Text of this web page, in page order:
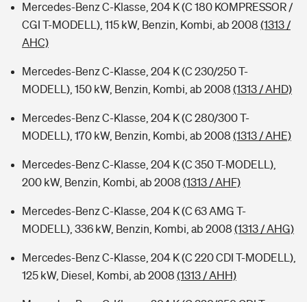
Mercedes-Benz C-Klasse, 204 K (C 180 KOMPRESSOR /
CGI T-MODELL), 115 kW, Benzin, Kombi, ab 2008 (1313 /
AHC)
Mercedes-Benz C-Klasse, 204 K (C 230/250 T-
MODELL), 150 kW, Benzin, Kombi, ab 2008 (1313 / AHD)
Mercedes-Benz C-Klasse, 204 K (C 280/300 T-
MODELL), 170 kW, Benzin, Kombi, ab 2008 (1313 / AHE)
Mercedes-Benz C-Klasse, 204 K (C 350 T-MODELL),
200 kW, Benzin, Kombi, ab 2008 (1313 / AHF)
Mercedes-Benz C-Klasse, 204 K (C 63 AMG T-
MODELL), 336 kW, Benzin, Kombi, ab 2008 (1313 / AHG)
Mercedes-Benz C-Klasse, 204 K (C 220 CDI T-MODELL),
125 kW, Diesel, Kombi, ab 2008 (1313 / AHH)